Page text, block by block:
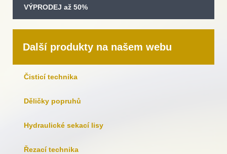
VÝPRODEJ až 50%
Další produkty na našem webu
Čisticí technika
Děličky popruhů
Hydraulické sekací lisy
Řezací technika